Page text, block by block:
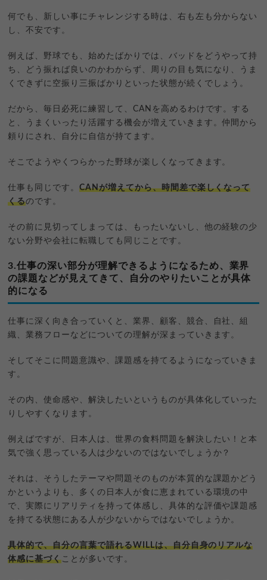
何でも、新しい事にチャレンジする時は、右も左も分からない
し、不安です。
例えば、野球でも、始めたばかりでは、バッドをどうやって持
ち、どう振れば良いのかわからず、周りの目も気になり、うま
くできずに空振り三振ばかりといった状態が続くでしょう。
だから、毎日必死に練習して、CANを高めるわけです。する
と、うまくいったり活躍する機会が増えていきます。仲間から
頼りにされ、自分に自信が持てます。
そこでようやくつらかった野球が楽しくなってきます。
仕事も同じです。CANが増えてから、時間差で楽しくなって
くるのです。
その前に見切ってしまっては、もったいないし、他の経験の少
ない分野や会社に転職しても同じことです。
3.仕事の深い部分が理解できるようになるため、業界
の課題などが見えてきて、自分のやりたいことが具体
的になる
仕事に深く向き合っていくと、業界、顧客、競合、自社、組
織、業務フローなどについての理解が深まっていきます。
そしてそこに問題意識や、課題感を持てるようになっていきま
す。
その内、使命感や、解決したいというものが具体化していった
りしやすくなります。
例えばですが、日本人は、世界の食料問題を解決したい！と本
気で強く思っている人は少ないのではないでしょうか？
それは、そうしたテーマや問題そのものが本質的な課題かどう
かというよりも、多くの日本人が食に恵まれている環境の中
で、実際にリアリティを持って体感し、具体的な評価や課題感
を持てる状態にある人が少ないからではないでしょうか。
具体的で、自分の言葉で語れるWILLは、自分自身のリアルな
体感に基づくことが多いです。